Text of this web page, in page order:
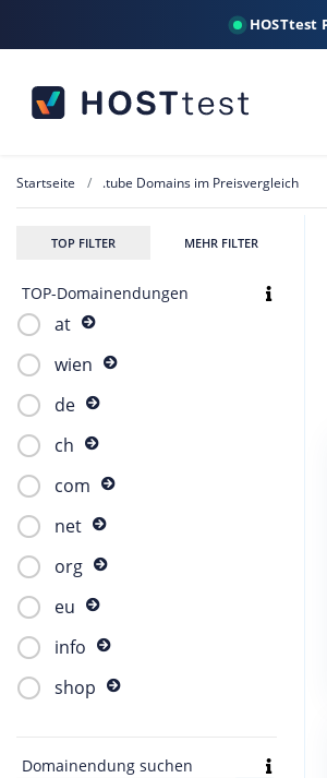
Startseite .tube Domains im Preisvergleich
TOP FILTER MEHR FILTER
TOP-Domainendungen
at
wien
de
ch
com
net
org
eu
info
shop
Domainendung suchen